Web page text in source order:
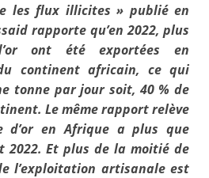
les flux illicites » publié en
rapporte qu’en 2022, plus
ont été exportées en
continent africain, ce qui
tonne par jour soit, 40 % de
Le même rapport relève
d’or en Afrique a plus que
2022. Et plus de la moitié de
l’exploitation artisanale est